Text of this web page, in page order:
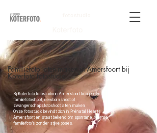
Familiefoto laten maken in Amersfoort bij
Koterfoto fotostudio
Bij Koterfoto fotostudio in Amersfoort kun je een
familiefotoshoot, newbornshoot of
zwangerschapsfotoshoot laten maken.
Onze fotostudio bevindt zich in Prénatal Hearts
Amersfoort en staat bekend om spontane, warme
familiefoto’s zonder stijve poses.